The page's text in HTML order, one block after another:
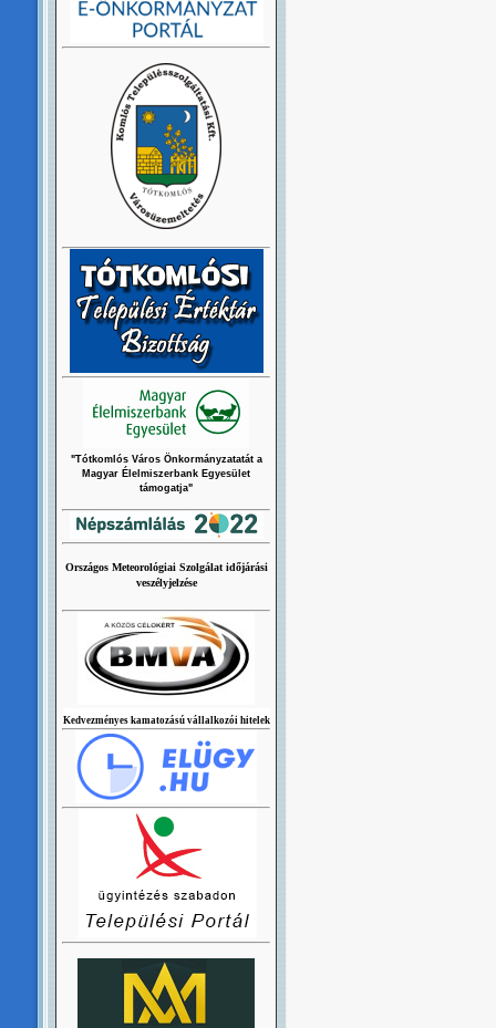
"Tótkomlós Város Önkormányzatatát a
Magyar Élelmiszerbank Egyesület
támogatja"
Országos Meteorológiai Szolgálat időjárási
veszélyjelzése
Kedvezményes kamatozású vállalkozói hitelek